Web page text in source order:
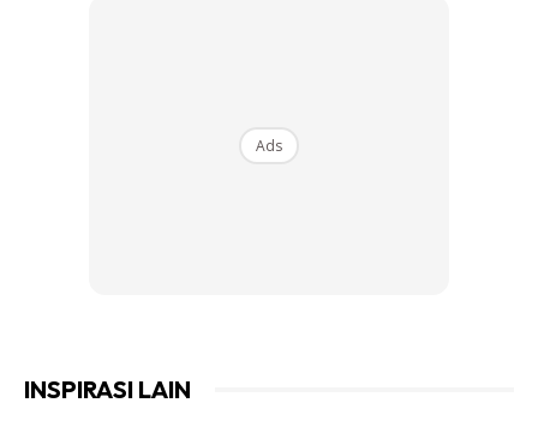
Ads
INSPIRASI LAIN